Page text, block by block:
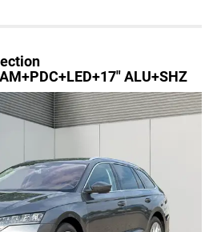
ALU+SHZ